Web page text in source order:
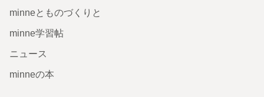
minneとものづくりと
minne学習帖
ニュース
minneの本